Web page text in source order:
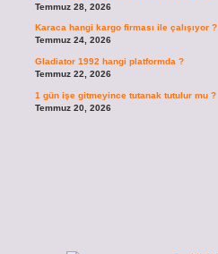
Temmuz 28, 2026
Karaca hangi kargo firması ile çalışıyor ?
Temmuz 24, 2026
Gladiator 1992 hangi platformda ?
Temmuz 22, 2026
1 gün işe gitmeyince tutanak tutulur mu ?
Temmuz 20, 2026